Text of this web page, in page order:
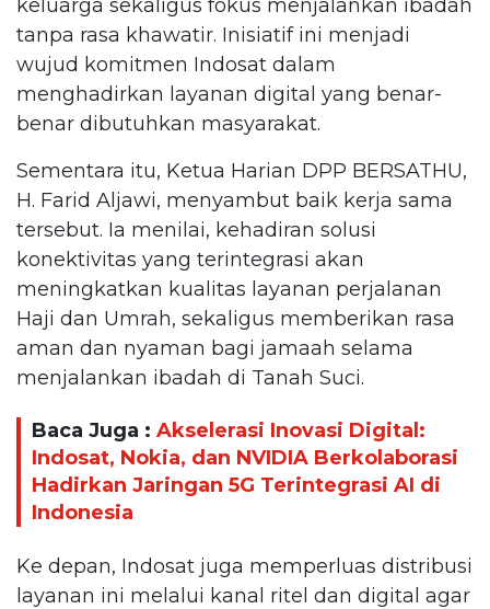
keluarga sekaligus fokus menjalankan ibadah
tanpa rasa khawatir. Inisiatif ini menjadi
wujud komitmen Indosat dalam
menghadirkan layanan digital yang benar-
benar dibutuhkan masyarakat.
Sementara itu, Ketua Harian DPP BERSATHU,
H. Farid Aljawi, menyambut baik kerja sama
tersebut. Ia menilai, kehadiran solusi
konektivitas yang terintegrasi akan
meningkatkan kualitas layanan perjalanan
Haji dan Umrah, sekaligus memberikan rasa
aman dan nyaman bagi jamaah selama
menjalankan ibadah di Tanah Suci.
Baca Juga : Akselerasi Inovasi Digital:
Indosat, Nokia, dan NVIDIA Berkolaborasi
Hadirkan Jaringan 5G Terintegrasi AI di
Indonesia
Ke depan, Indosat juga memperluas distribusi
layanan ini melalui kanal ritel dan digital agar